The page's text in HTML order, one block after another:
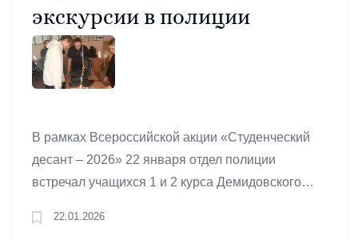
экскурсии в полиции
В рамках Всероссийской акции «Студенческий
десант – 2026» 22 января отдел полиции
встречал учащихся 1 и 2 курса Демидовского
будущим специалистам шанс увидеть изнутри
22.01.2026